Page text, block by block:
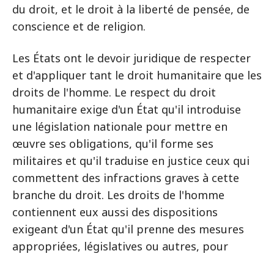
du droit, et le droit à la liberté de pensée, de
conscience et de religion.
Les États ont le devoir juridique de respecter
et d'appliquer tant le droit humanitaire que les
droits de l'homme. Le respect du droit
humanitaire exige d'un État qu'il introduise
une législation nationale pour mettre en
œuvre ses obligations, qu'il forme ses
militaires et qu'il traduise en justice ceux qui
commettent des infractions graves à cette
branche du droit. Les droits de l'homme
contiennent eux aussi des dispositions
exigeant d'un État qu'il prenne des mesures
appropriées, législatives ou autres, pour